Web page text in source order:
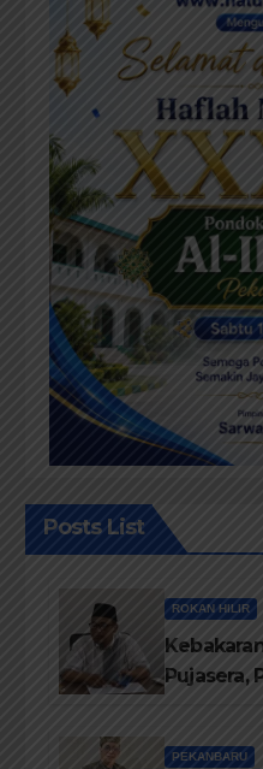
Posts List
ROKAN HILIR
Pujasera,
PEKANBARU